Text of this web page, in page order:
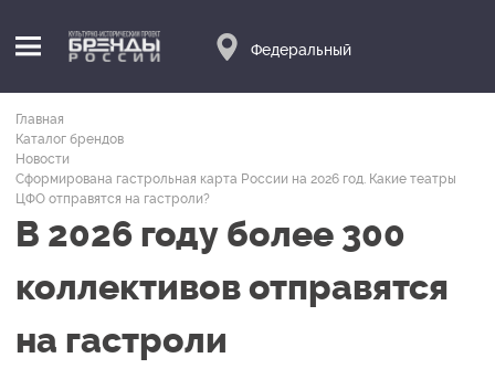
Федеральный
Главная
Каталог брендов
Новости
Сформирована гастрольная карта России на 2026 год. Какие театры
ЦФО отправятся на гастроли?
В 2026 году более 300
коллективов отправятся
на гастроли